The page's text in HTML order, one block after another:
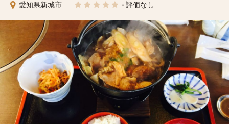
愛知県新城市 - 評価なし